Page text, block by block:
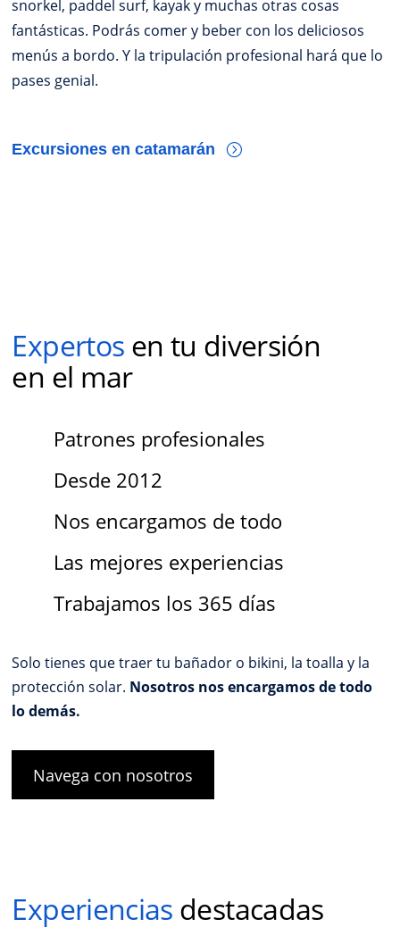
snorkel, paddel surf, kayak y muchas otras cosas
fantásticas. Podrás comer y beber con los deliciosos
menús a bordo. Y la tripulación profesional hará que lo
pases genial.
Excursiones en catamarán
Expertos en tu diversión
en el mar
Patrones profesionales
Desde 2012
Nos encargamos de todo
Las mejores experiencias
Trabajamos los 365 días
Solo tienes que traer tu bañador o bikini, la toalla y la
protección solar. Nosotros nos encargamos de todo
lo demás.
Navega con nosotros
Experiencias destacadas